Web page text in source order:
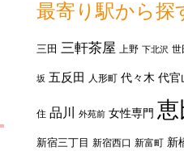
最寄り駅から探
三田 三軒茶屋 上野 下北沢 世
坂 五反田 人形町 代々木 代官
住 品川 外苑前 女性専門 恵
新宿三丁目 新宿西口 新富町 新